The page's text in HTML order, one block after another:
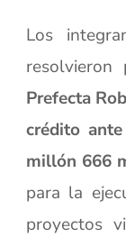
Los
Prefecta
crédito
millón 666
para la
proyectos